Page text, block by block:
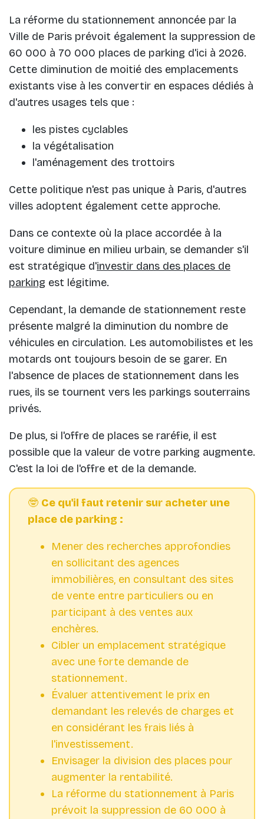
La réforme du stationnement annoncée par la
Ville de Paris prévoit également la suppression de
60 000 à 70 000 places de parking d'ici à 2026.
Cette diminution de moitié des emplacements
existants vise à les convertir en espaces dédiés à
d'autres usages tels que :
les pistes cyclables
la végétalisation
l'aménagement des trottoirs
Cette politique n'est pas unique à Paris, d'autres
villes adoptent également cette approche.
Dans ce contexte où la place accordée à la
voiture diminue en milieu urbain, se demander s'il
est stratégique d'investir dans des places de
parking est légitime.
Cependant, la demande de stationnement reste
présente malgré la diminution du nombre de
véhicules en circulation. Les automobilistes et les
motards ont toujours besoin de se garer. En
l'absence de places de stationnement dans les
rues, ils se tournent vers les parkings souterrains
privés.
De plus, si l'offre de places se raréfie, il est
possible que la valeur de votre parking augmente.
C'est la loi de l'offre et de la demande.
🤓 Ce qu'il faut retenir sur acheter une
place de parking :
Mener des recherches approfondies
en sollicitant des agences
immobilières, en consultant des sites
de vente entre particuliers ou en
participant à des ventes aux
enchères.
Cibler un emplacement stratégique
avec une forte demande de
stationnement.
Évaluer attentivement le prix en
demandant les relevés de charges et
en considérant les frais liés à
l'investissement.
Envisager la division des places pour
augmenter la rentabilité.
La réforme du stationnement à Paris
prévoit la suppression de 60 000 à